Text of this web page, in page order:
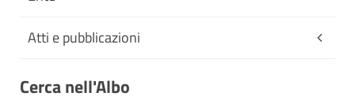
Atti e pubblicazioni
Cerca nell'Albo